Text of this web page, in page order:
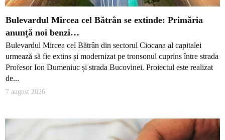
Bulevardul Mircea cel Bătrân se extinde: Primăria
anunță noi benzi…
Bulevardul Mircea cel Bătrân din sectorul Ciocana al capitalei
urmează să fie extins și modernizat pe tronsonul cuprins între strada
Profesor Ion Dumeniuc și strada Bucovinei. Proiectul este realizat
de...
7 august 2026